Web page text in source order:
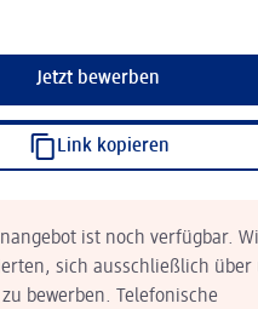
Jetzt bewerben
Link kopieren
ist noch verfügbar.
sich ausschließlich über
bewerben. Telefonische